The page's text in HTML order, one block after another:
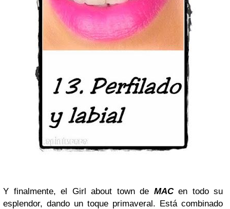
Y finalmente, el Girl about town de MAC en todo su
esplendor, dando un toque primaveral. Está combinado